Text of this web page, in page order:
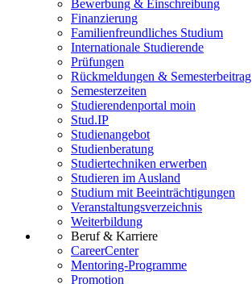
Bewerbung & Einschreibung
Finanzierung
Familienfreundliches Studium
Internationale Studierende
Prüfungen
Rückmeldungen & Semesterbeitrag
Semesterzeiten
Studierendenportal moin
Stud.IP
Studienangebot
Studienberatung
Studiertechniken erwerben
Studieren im Ausland
Studium mit Beeinträchtigungen
Veranstaltungsverzeichnis
Weiterbildung
Beruf & Karriere
CareerCenter
Mentoring-Programme
Promotion